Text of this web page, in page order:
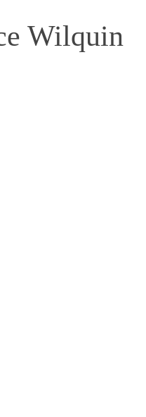
Wilquin